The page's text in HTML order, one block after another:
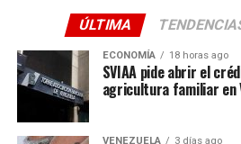
supuesto, por supuesto. Más
respondió entre risas, admitiendo
Mundial de 2026 el furor por el
alcanzado niveles máximos en su
Una conexión que nace
ÚLTIMA
ECONOMÍA 18 horas ago
SVIAA pide abrir el
agricultura familiar en
VENEZUELA 3 días ago